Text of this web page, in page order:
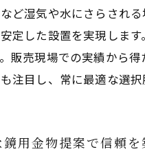
ど湿気や水にさらされ
定した設置を実現しま
販売現場での実績から
注目し、常に最適な選
用金物提案で信頼を